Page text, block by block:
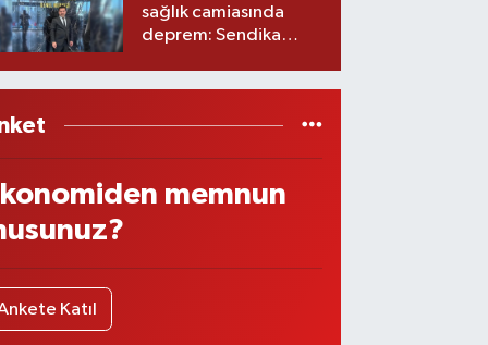
sağlık camiasında
deprem: Sendika
memnun
Katıl